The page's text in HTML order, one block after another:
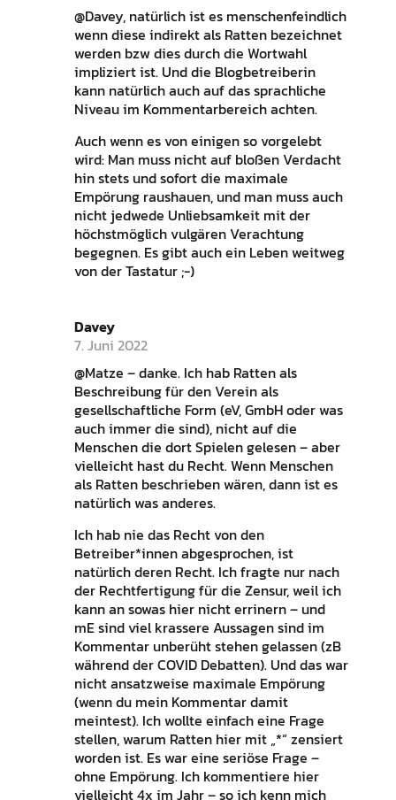
@Davey, natürlich ist es menschenfeindlich
wenn diese indirekt als Ratten bezeichnet
werden bzw dies durch die Wortwahl
impliziert ist. Und die Blogbetreiberin
kann natürlich auch auf das sprachliche
Niveau im Kommentarbereich achten.
Auch wenn es von einigen so vorgelebt
wird: Man muss nicht auf bloßen Verdacht
hin stets und sofort die maximale
Empörung raushauen, und man muss auch
nicht jedwede Unliebsamkeit mit der
höchstmöglich vulgären Verachtung
begegnen. Es gibt auch ein Leben weitweg
von der Tastatur ;-)
Davey
7. Juni 2022
@Matze – danke. Ich hab Ratten als
Beschreibung für den Verein als
gesellschaftliche Form (eV, GmbH oder was
auch immer die sind), nicht auf die
Menschen die dort Spielen gelesen – aber
vielleicht hast du Recht. Wenn Menschen
als Ratten beschrieben wären, dann ist es
natürlich was anderes.
Ich hab nie das Recht von den
Betreiber*innen abgesprochen, ist
natürlich deren Recht. Ich fragte nur nach
der Rechtfertigung für die Zensur, weil ich
kann an sowas hier nicht errinern – und
mE sind viel krassere Aussagen sind im
Kommentar unberüht stehen gelassen (zB
während der COVID Debatten). Und das war
nicht ansatzweise maximale Empörung
(wenn du mein Kommentar damit
meintest). Ich wollte einfach eine Frage
stellen, warum Ratten hier mit „*“ zensiert
worden ist. Es war eine seriöse Frage –
ohne Empörung. Ich kommentiere hier
vielleicht 4x im Jahr – so ich kenn mich